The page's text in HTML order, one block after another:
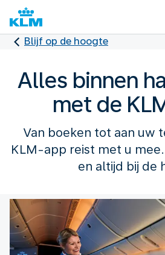
Blijf op de hoogte
Alles binnen
met de
Van boeken tot aan uw
KLM-app reist met u
en altijd bij de